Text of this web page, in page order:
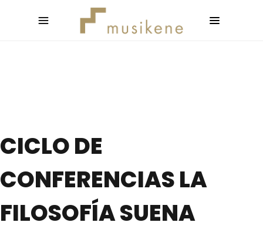
CICLO DE
CONFERENCIAS LA
FILOSOFÍA SUENA